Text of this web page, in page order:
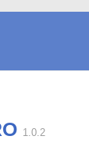
1.0.2